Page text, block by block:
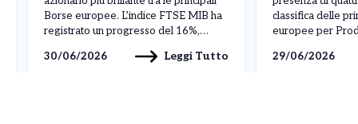
Borse europee. L’indice FTSE MIB ha
registrato un progresso del 16%,
continente: Madrid si è fermata al 13%,
30/06/2026 Leggi Tutto
classifica delle
europee per
con un PIL di
29/06/2026